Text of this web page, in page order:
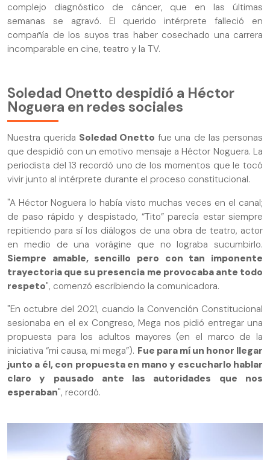
complejo diagnóstico de cáncer, que en las últimas
semanas se agravó. El querido intérprete falleció en
compañía de los suyos tras haber cosechado una carrera
incomparable en cine, teatro y la TV.
Soledad Onetto despidió a Héctor
Noguera en redes sociales
Nuestra querida Soledad Onetto fue una de las personas
que despidió con un emotivo mensaje a Héctor Noguera. La
periodista del 13 recordó uno de los momentos que le tocó
vivir junto al intérprete durante el proceso constitucional.
"A Héctor Noguera lo había visto muchas veces en el canal;
de paso rápido y despistado, “Tito” parecía estar siempre
repitiendo para sí los diálogos de una obra de teatro, actor
en medio de una vorágine que no lograba sucumbirlo.
Siempre amable, sencillo pero con tan imponente
trayectoria que su presencia me provocaba ante todo
respeto", comenzó escribiendo la comunicadora.
"En octubre del 2021, cuando la Convención Constitucional
sesionaba en el ex Congreso, Mega nos pidió entregar una
propuesta para los adultos mayores (en el marco de la
iniciativa “mi causa, mi mega”). Fue para mí un honor llegar
junto a él, con propuesta en mano y escucharlo hablar
claro y pausado ante las autoridades que nos
esperaban", recordó.